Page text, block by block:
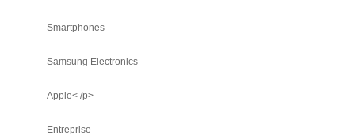
Smartphones
Samsung Electronics
Apple< /p>
Entreprise